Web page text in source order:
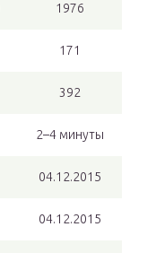
1976
171
392
2–4 минуты
04.12.2015
04.12.2015